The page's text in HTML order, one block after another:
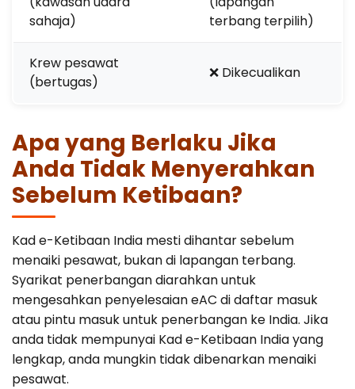
sahaja)
terbang terpilih)
Krew pesawat
(bertugas)
❌ Dikecualikan
Apa yang Berlaku Jika
Anda Tidak Menyerahkan
Sebelum Ketibaan?
Kad e-Ketibaan India mesti dihantar sebelum
menaiki pesawat, bukan di lapangan terbang.
Syarikat penerbangan diarahkan untuk
mengesahkan penyelesaian eAC di daftar masuk
atau pintu masuk untuk penerbangan ke India. Jika
anda tidak mempunyai Kad e-Ketibaan India yang
lengkap, anda mungkin tidak dibenarkan menaiki
pesawat.